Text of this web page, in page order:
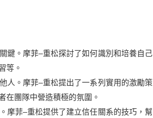
鍵。摩菲–重松探討了如何識別和培養自己
等。
人。摩菲–重松提出了一系列實用的激勵策
在團隊中營造積極的氛圍。
摩菲–重松提供了建立信任關系的技巧，幫